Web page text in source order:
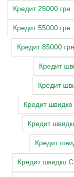
Кредит 25000 грн
Кредит 55000 грн
Кредит 85000 грн
Кредит
Кредит
Кредит
Кредит
Кредит
Кредит швидко